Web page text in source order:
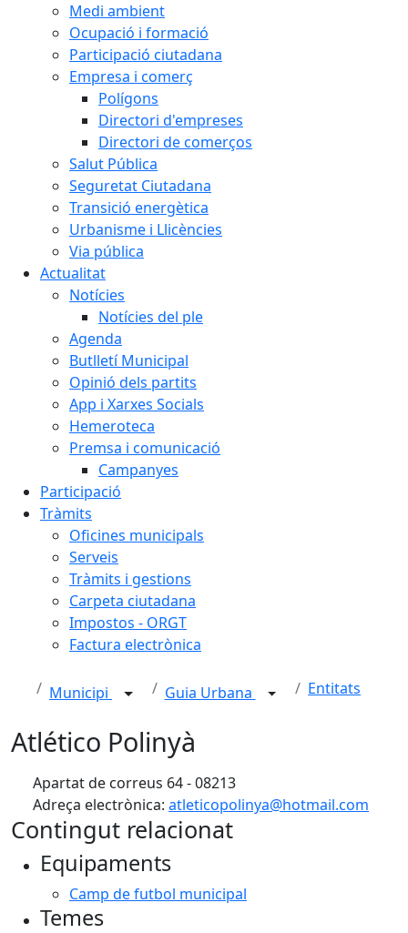
Medi ambient
Ocupació i formació
Participació ciutadana
Empresa i comerç
Polígons
Directori d'empreses
Directori de comerços
Salut Pública
Seguretat Ciutadana
Transició energètica
Urbanisme i Llicències
Via pública
Actualitat
Notícies
Notícies del ple
Agenda
Butlletí Municipal
Opinió dels partits
App i Xarxes Socials
Hemeroteca
Premsa i comunicació
Campanyes
Participació
Tràmits
Oficines municipals
Serveis
Tràmits i gestions
Carpeta ciutadana
Impostos - ORGT
Factura electrònica
Municipi Guia Urbana Entitats
Atlético Polinyà
Apartat de correus 64 - 08213
Adreça electrònica: atleticopolinya@hotmail.com
Contingut relacionat
Equipaments
Camp de futbol municipal
Temes